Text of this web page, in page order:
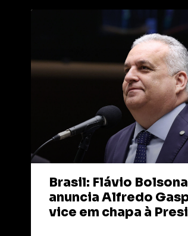
Brasil: Flávio
anuncia Alfredo
vice em chapa à